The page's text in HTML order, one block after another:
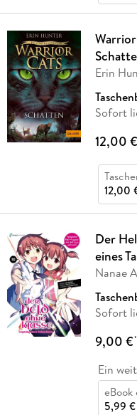
Erin
Sofort
12,00 €
12,00
Der
eines
Nanae
Sofort
9,00 €*
Ein
eBook
5,99 €